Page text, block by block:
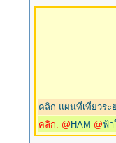
คลิก แผนที่เที่ยวระ
คลิก: @ HAM @ฟ้า